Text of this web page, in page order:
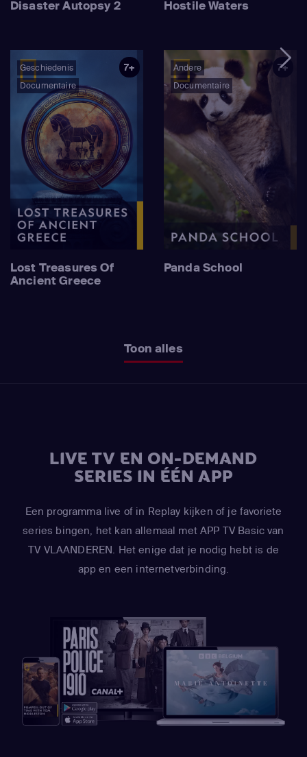
Disaster Autopsy 2 Hostile Waters
Geschiedenis
Documentaire
7+
Lost Treasures Of
Ancient Greece
Andere
Documentaire
7+
Panda School
Toon alles
LIVE TV EN ON-DEMAND
SERIES IN ÉÉN APP
Een programma live of in Replay kijken of je favoriete
series bingen, het kan allemaal met APP TV Basic van
TV VLAANDEREN. Het enige dat je nodig hebt is de
app en een internetverbinding.